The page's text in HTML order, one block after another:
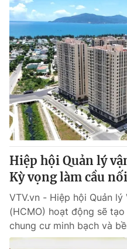
Hiệp hội Quản lý
Kỳ vọng làm cầu
VTV.vn - Hiệp hội Quản
(HCMO) hoạt động sẽ
chung cư minh bạch và